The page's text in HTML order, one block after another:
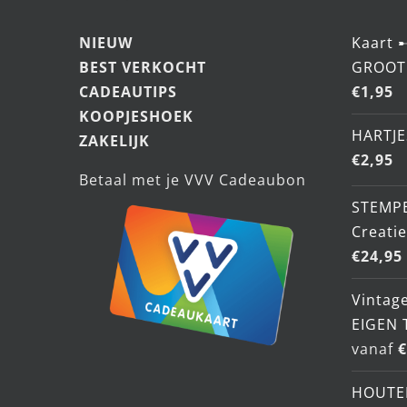
NIEUW
BEST VERKOCHT
CADEAUTIPS
KOOPJESHOEK
ZAKELIJK
Betaal met je VVV Cadeaubon
Kaart
€1,95
€2,95
€24,95
EIGEN
vanaf €